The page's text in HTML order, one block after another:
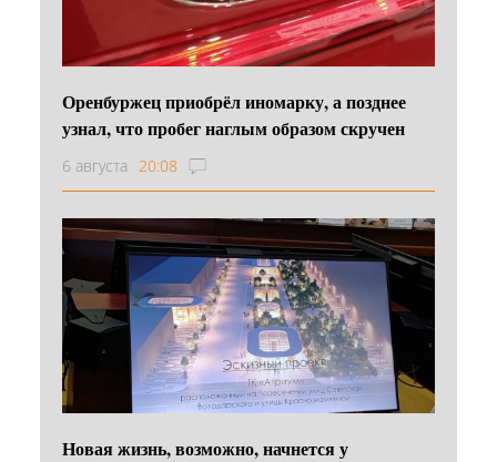
Оренбуржец приобрёл иномарку, а позднее
узнал, что пробег наглым образом скручен
6 августа 20:08
Новая жизнь, возможно, начнется у